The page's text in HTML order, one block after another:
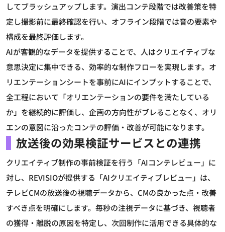
してブラッシュアップします。演出コンテ段階では改善策を特
定し撮影前に最終確認を行い、オフライン段階では音の要素や
構成を最終評価します。
AIが客観的なデータを提供することで、人はクリエイティブな
意思決定に集中できる、効率的な制作フローを実現します。オ
リエンテーションシートを事前にAIにインプットすることで、
全工程において「オリエンテーションの要件を満たしている
か」を継続的に評価し、企画の方向性がブレることなく、オリ
エンの意図に沿ったコンテの評価・改善が可能になります。
放送後の効果検証サービスとの連携
クリエイティブ制作の事前検証を行う「AIコンテレビュー」に
対し、REVISIOが提供する「AIクリエイティブレビュー」は、
テレビCMの放送後の視聴データから、CMの良かった点・改善
すべき点を明確にします。毎秒の注視データに基づき、視聴者
の獲得・離脱の原因を特定し、次回制作に活用できる具体的な